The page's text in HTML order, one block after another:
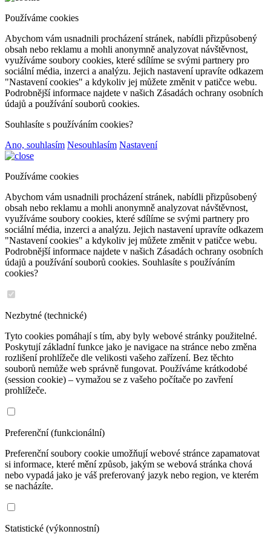
Používáme cookies
Abychom vám usnadnili procházení stránek, nabídli přizpůsobený
obsah nebo reklamu a mohli anonymně analyzovat návštěvnost,
využíváme soubory cookies, které sdílíme se svými partnery pro
sociální média, inzerci a analýzu. Jejich nastavení upravíte odkazem
"Nastavení cookies" a kdykoliv jej můžete změnit v patičce webu.
Podrobnější informace najdete v našich Zásadách ochrany osobních
údajů a používání souborů cookies.
Souhlasíte s používáním cookies?
Ano, souhlasím Nesouhlasím Nastavení
Používáme cookies
Abychom vám usnadnili procházení stránek, nabídli přizpůsobený
obsah nebo reklamu a mohli anonymně analyzovat návštěvnost,
využíváme soubory cookies, které sdílíme se svými partnery pro
sociální média, inzerci a analýzu. Jejich nastavení upravíte odkazem
"Nastavení cookies" a kdykoliv jej můžete změnit v patičce webu.
Podrobnější informace najdete v našich Zásadách ochrany osobních
údajů a používání souborů cookies. Souhlasíte s používáním
cookies?
Nezbytné (technické)
Tyto cookies pomáhají s tím, aby byly webové stránky použitelné.
Poskytují základní funkce jako je navigace na stránce nebo změna
rozlišení prohlížeče dle velikosti vašeho zařízení. Bez těchto
souborů nemůže web správně fungovat. Používáme krátkodobé
(session cookie) – vymažou se z vašeho počítače po zavření
prohlížeče.
Preferenční (funkcionální)
Preferenční soubory cookie umožňují webové stránce zapamatovat
si informace, které mění způsob, jakým se webová stránka chová
nebo vypadá jako je váš preferovaný jazyk nebo region, ve kterém
se nacházíte.
Statistické (výkonnostní)